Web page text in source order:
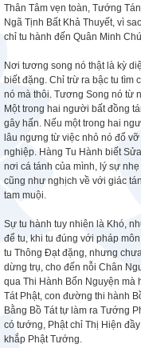
Thân Tâm vẹn toàn, Tướng
Ngã Tịnh Bất Khả Thuyết, vì
chỉ tu hành đến Quân Minh
Nơi tương song nó thật là kỳ
biết đặng. Chỉ trừ ra bậc tu tìm
nó mà thôi. Tương Song nó từ
Một trong hai người bất đồng
gây hấn. Nếu một trong hai
lâu ngưng từ việc nhỏ nó đổ
nghiệp. Hàng Tu Hành biết
nơi cá tánh của mình, lý sự
cũng như nghịch về với giác
tam muội.
Sự tu hành tuy nhiên là Khó,
để tu, khi tu đúng với pháp
tu Thông Đạt đặng, nhưng
dừng trụ, cho đến nỗi Chân
qua Thi Hành Bổn Nguyện mà
Tát Phật, con đường thi hành
Bằng Bồ Tát tự làm ra Tướng
có tướng, Phật chỉ Thị Hiện
khắp Phật Tướng.